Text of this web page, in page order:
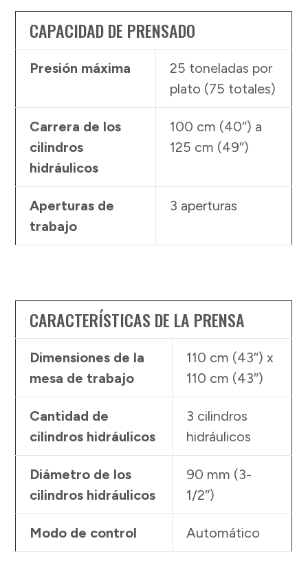
CAPACIDAD DE PRENSADO
Presión máxima
25 toneladas por
plato (75 totales)
Carrera de los
cilindros
hidráulicos
100 cm (40″) a
125 cm (49″)
Aperturas de
trabajo
3 aperturas
CARACTERÍSTICAS DE LA PRENSA
Dimensiones de la
mesa de trabajo
110 cm (43″) x
110 cm (43″)
Cantidad de
cilindros hidráulicos
3 cilindros
hidráulicos
Diámetro de los
cilindros hidráulicos
90 mm (3-
1/2″)
Modo de control Automático